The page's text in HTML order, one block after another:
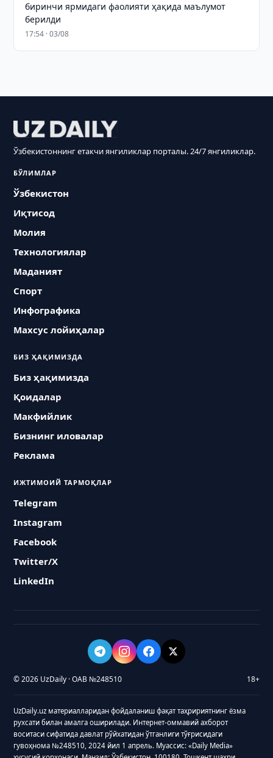
биринчи ярмидаги фаолияти ҳақида маълумот
берилди
17:54 · 03/08
Ўзбекистоннинг етакчи янгиликлар порталы. 24/7 янгиликлар.
БЎЛИМЛАР
Ўзбекистон
Иқтисод
Молия
Технологиялар
Маданият
Спорт
Инфографика
Махсус лойиҳалар
БИЗ ҲАҚИМИЗДА
Биз ҳақимизда
Қоидалар
Макфийлик
Бизнинг иловалар
Реклама
ИЖТИМОИЙ ТАРМОҚЛАР
Telegram
Instagram
Facebook
Twitter/X
LinkedIn
© 2026 UzDaily · ОАВ №248510 18+
UzDaily.uz материалларидан фойдаланиш фақат таҳририятнинг ёзма
рухсати билан амалга оширилади. Интернет-оммавий ахборот
воситаси сифатида давлат рўйхатидан ўтганлиги тўғрисидаги
гувоҳнома №248510, 2024 йил 1 апрель. Муассис: «Daily Media»